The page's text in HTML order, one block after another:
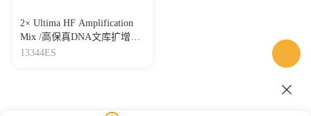
2× Ultima HF Amplification
Mix /高保真DNA文库扩增模
块
13344ES